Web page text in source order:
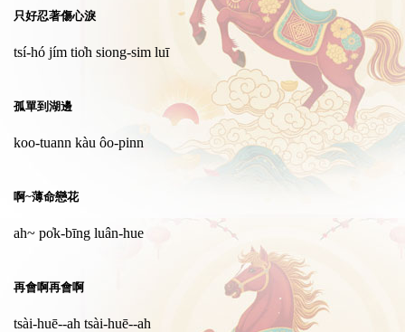
只好忍著傷心淚
tsí-hó jím tio̍h siong-sim luī
孤單到湖邊
koo-tuann kàu ôo-pinn
啊~薄命戀花
ah~ po̍k-bīng luân-hue
再會啊再會啊
tsài-huē--ah tsài-huē--ah